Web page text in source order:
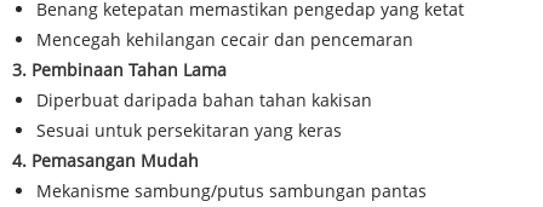
Benang ketepatan memastikan pengedap yang ketat
Mencegah kehilangan cecair dan pencemaran
3. Pembinaan Tahan Lama
Diperbuat daripada bahan tahan kakisan
Sesuai untuk persekitaran yang keras
4. Pemasangan Mudah
Mekanisme sambung/putus sambungan pantas